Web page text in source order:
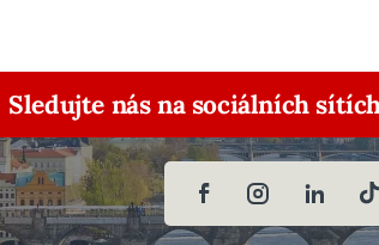
Sledujte nás na sociálních